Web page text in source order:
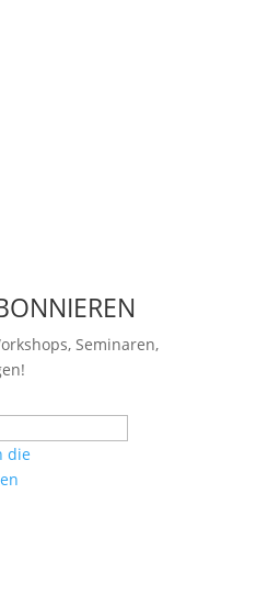
Seminaren,
die